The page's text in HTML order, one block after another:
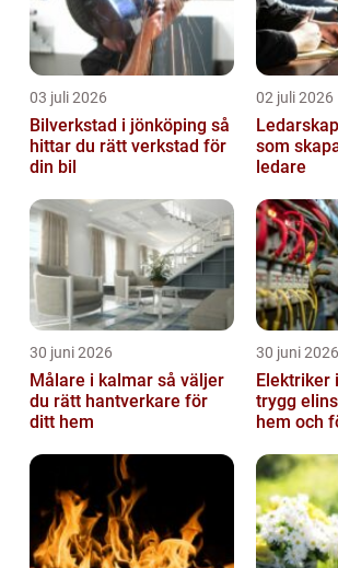
03 juli 2026
Bilverkstad i jönköping så
hittar du rätt verkstad för
din bil
02 juli 2026
som
ledare
30 juni 2026
Målare i kalmar så väljer
du rätt hantverkare för
ditt hem
30 juni 2026
Elektriker
trygg
hem och